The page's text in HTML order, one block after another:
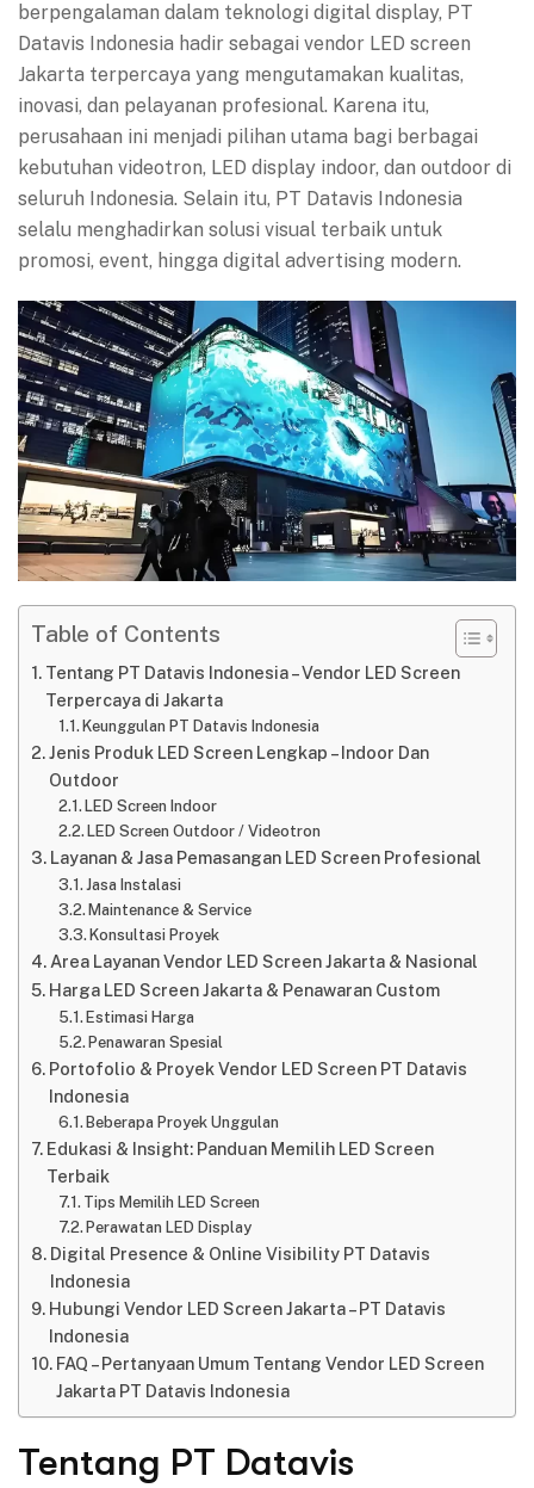
berpengalaman dalam teknologi digital display, PT
Datavis Indonesia hadir sebagai vendor LED screen
Jakarta terpercaya yang mengutamakan kualitas,
inovasi, dan pelayanan profesional. Karena itu,
perusahaan ini menjadi pilihan utama bagi berbagai
kebutuhan videotron, LED display indoor, dan outdoor di
seluruh Indonesia. Selain itu, PT Datavis Indonesia
selalu menghadirkan solusi visual terbaik untuk
promosi, event, hingga digital advertising modern.
Table of Contents
Tentang PT Datavis Indonesia – Vendor LED Screen
Terpercaya di Jakarta
Keunggulan PT Datavis Indonesia
Jenis Produk LED Screen Lengkap – Indoor Dan
Outdoor
LED Screen Indoor
LED Screen Outdoor / Videotron
Layanan & Jasa Pemasangan LED Screen Profesional
Jasa Instalasi
Maintenance & Service
Konsultasi Proyek
Area Layanan Vendor LED Screen Jakarta & Nasional
Harga LED Screen Jakarta & Penawaran Custom
Estimasi Harga
Penawaran Spesial
Portofolio & Proyek Vendor LED Screen PT Datavis
Indonesia
Beberapa Proyek Unggulan
Edukasi & Insight: Panduan Memilih LED Screen
Terbaik
Tips Memilih LED Screen
Perawatan LED Display
Digital Presence & Online Visibility PT Datavis
Indonesia
Hubungi Vendor LED Screen Jakarta – PT Datavis
Indonesia
FAQ – Pertanyaan Umum Tentang Vendor LED Screen
Jakarta PT Datavis Indonesia
Tentang PT Datavis